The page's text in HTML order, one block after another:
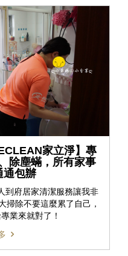
家立淨】專
除塵蟎，所有家事
通包辦
到府居家清潔服務讓我非
掃除不要這麼累了自己，
業來就對了！